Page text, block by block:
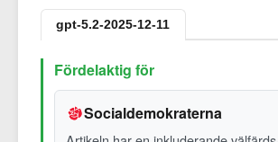
gpt-5.2-2025-12-11
Fördelaktig för
Socialdemokraterna